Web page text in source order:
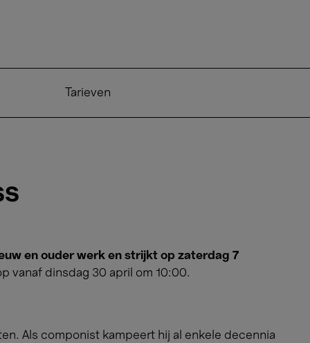
TalentTarieven
en ouder werk en strijkt op zaterdag 7
vanaf dinsdag 30 april om 10:00.
Als componist kampeert hij al enkele decennia